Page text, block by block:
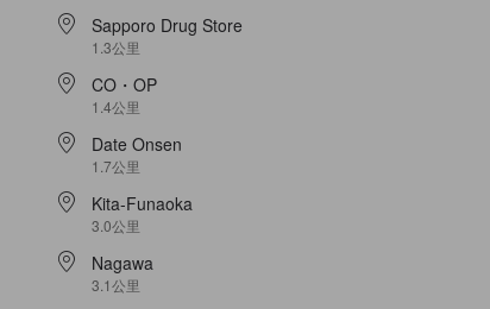
Sapporo Drug Store
1.3公里
CO・OP
1.4公里
Date Onsen
1.7公里
Kita-Funaoka
3.0公里
Nagawa
3.1公里